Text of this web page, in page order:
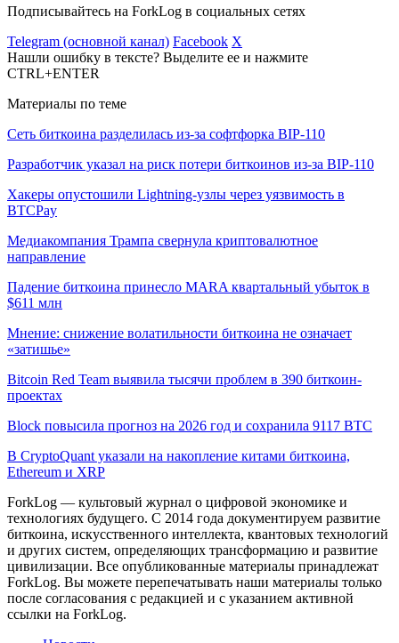
Подписывайтесь на ForkLog в социальных сетях
Telegram (основной канал) Facebook X
Нашли ошибку в тексте? Выделите ее и нажмите
CTRL+ENTER
Материалы по теме
Сеть биткоина разделилась из-за софтфорка BIP-110
Разработчик указал на риск потери биткоинов из-за BIP-110
Хакеры опустошили Lightning-узлы через уязвимость в
BTCPay
Медиакомпания Трампа свернула криптовалютное
направление
Падение биткоина принесло MARA квартальный убыток в
$611 млн
Мнение: снижение волатильности биткоина не означает
«затишье»
Bitcoin Red Team выявила тысячи проблем в 390 биткоин-
проектах
Block повысила прогноз на 2026 год и сохранила 9117 BTC
В CryptoQuant указали на накопление китами биткоина,
Ethereum и XRP
ForkLog — культовый журнал о цифровой экономике и
технологиях будущего. С 2014 года документируем развитие
биткоина, искусственного интеллекта, квантовых технологий
и других систем, определяющих трансформацию и развитие
цивилизации. Все опубликованные материалы принадлежат
ForkLog. Вы можете перепечатывать наши материалы только
после согласования с редакцией и с указанием активной
ссылки на ForkLog.